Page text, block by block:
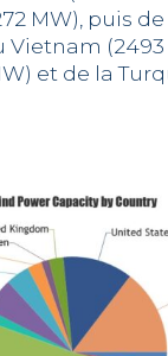
MW), puis
Vietnam (2493
et de la